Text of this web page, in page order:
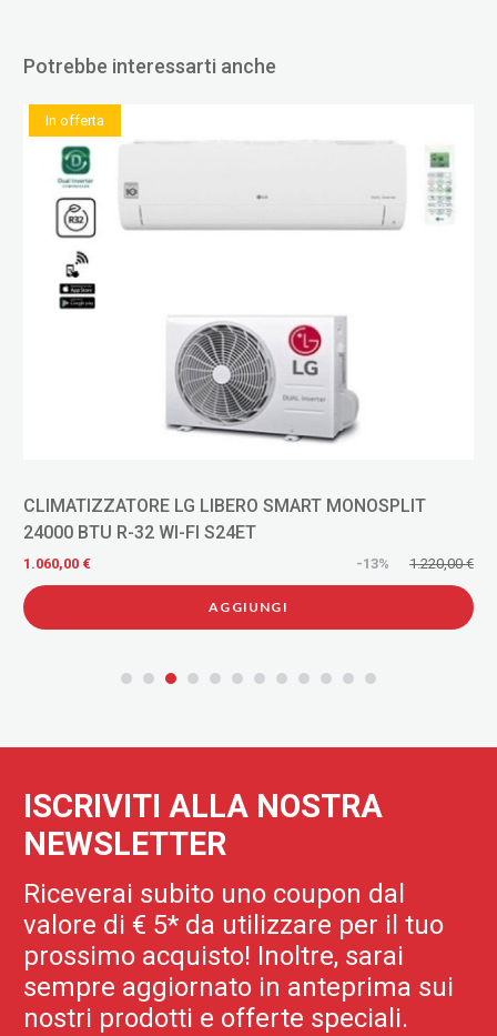
Potrebbe interessarti anche
In offerta
CLIMATIZZATORE LG LIBERO SMART MONOSPLIT
24000 BTU R-32 WI-FI S24ET
1.060,00 € -13% 1.220,00 €
AGGIUNGI
ISCRIVITI ALLA NOSTRA
NEWSLETTER
Riceverai subito uno coupon dal
valore di € 5* da utilizzare per il tuo
prossimo acquisto! Inoltre, sarai
sempre aggiornato in anteprima sui
nostri prodotti e offerte speciali.